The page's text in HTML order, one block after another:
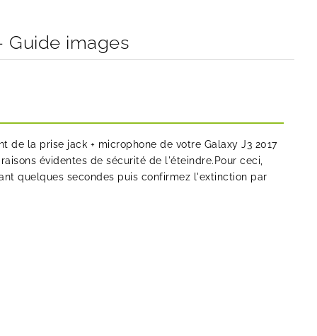
Guide images
de la prise jack + microphone de votre Galaxy J3 2017
évidentes de sécurité de l'éteindre.Pour ceci,
quelques secondes puis confirmez l'extinction par